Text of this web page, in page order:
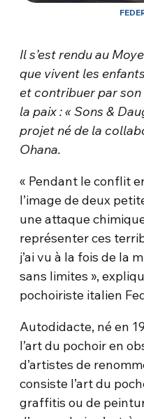
Il s’est rendu au
que vivent les
et contribuer par
la paix :«Sons &
projet néde la
Ohana.
« Pendant le conflit
l’image de deux
une attaque
représenter ces
j’ai vu à la fois de la
sans limites »,
pochoiriste italien
Autodidacte, né en
l’art du pochoir en
d’artistes de
consiste l’art du
graffitis ou de